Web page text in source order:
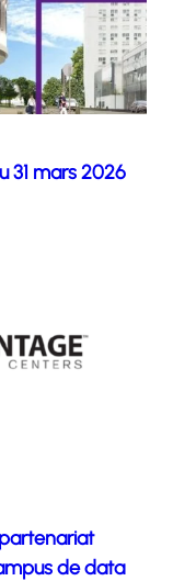
31 mars 2026
de data